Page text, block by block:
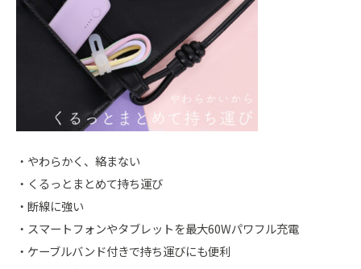
・やわらかく、絡まない
・くるっとまとめて持ち運び
・断線に強い
・スマートフォンやタブレットを最大60Wパワフル充電
・ケーブルバンド付きで持ち運びにも便利